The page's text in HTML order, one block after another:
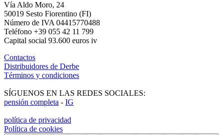
Vía Aldo Moro, 24
50019 Sesto Fiorentino (FI)
Número de IVA 04415770488
Teléfono +39 055 42 11 799
Capital social 93.600 euros iv
Contactos
Distribuidores de Derbe
Términos y condiciones
SÍGUENOS EN LAS REDES SOCIALES:
pensión completa - IG
política de privacidad
Política de cookies